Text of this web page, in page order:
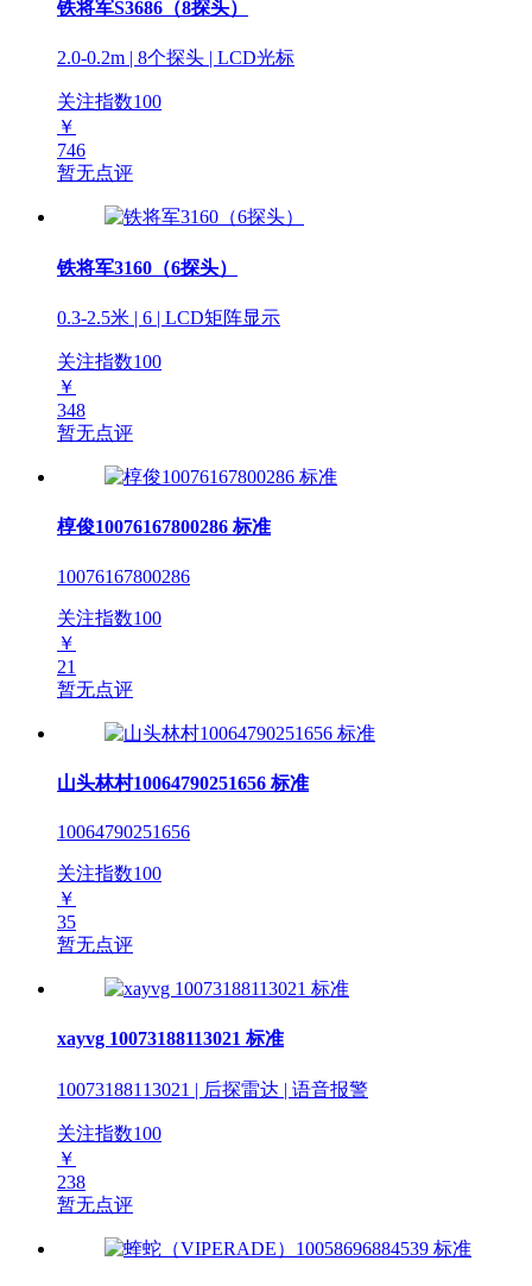
铁将军S3686（8探头）
2.0-0.2m | 8个探头 | LCD光标
关注指数100
￥
746
暂无点评
铁将军3160（6探头）
0.3-2.5米 | 6 | LCD矩阵显示
关注指数100
￥
348
暂无点评
椁俊10076167800286 标准
10076167800286
关注指数100
￥
21
暂无点评
山头林村10064790251656 标准
10064790251656
关注指数100
￥
35
暂无点评
xayvg 10073188113021 标准
10073188113021 | 后探雷达 | 语音报警
关注指数100
￥
238
暂无点评